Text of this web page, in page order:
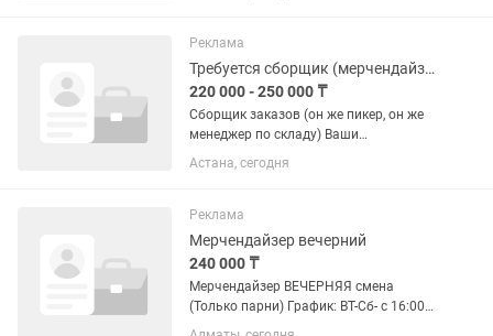
Реклама
Требуется сборщик (мерчендайзер)
220 000 - 250 000 ₸
Сборщик заказов (он же пикер, он же
менеджер по складу) Ваши
обязанности: собирать заказы через
приложение; делать выкладку товаров;
срок Смены у нас утренние...
Астана, сегодня
Реклама
Мерчендайзер вечерний
240 000 ₸
Мерчендайзер ВЕЧЕРНЯЯ смена
(Только парни) График: ВТ-Сб- с 16:00
до 00:00, Вс - с 9:00 до 00:00, Пн -